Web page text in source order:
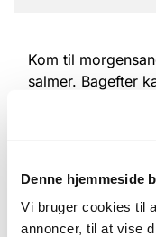
Denne hjemmeside
Vi bruger cookies til
annoncer, til at vise
Kom til
salmer. Bagefter
Du er velkommen!